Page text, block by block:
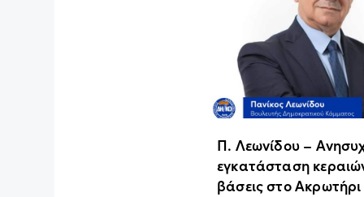
Π. Λεωνίδου –
εγκατάσταση
βάσεις στο Ακρωτήρι